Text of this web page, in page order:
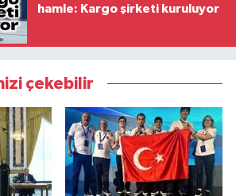
hamle: Kargo şirketi kuruluyor
çekebilir